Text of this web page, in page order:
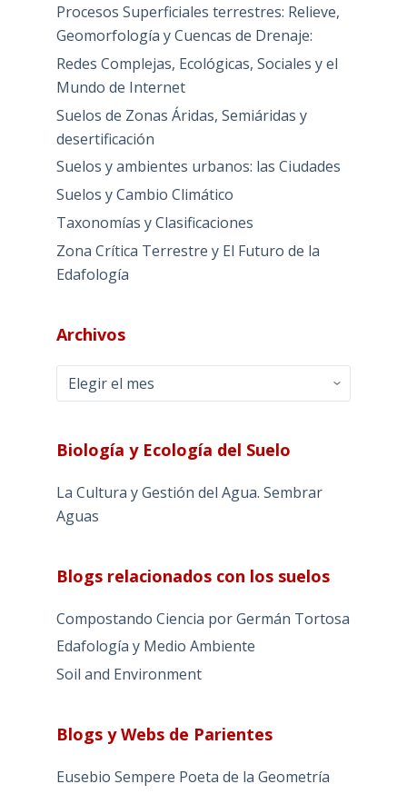
Procesos Superficiales terrestres: Relieve,
Geomorfología y Cuencas de Drenaje:
Redes Complejas, Ecológicas, Sociales y el
Mundo de Internet
Suelos de Zonas Áridas, Semiáridas y
desertificación
Suelos y ambientes urbanos: las Ciudades
Suelos y Cambio Climático
Taxonomías y Clasificaciones
Zona Crítica Terrestre y El Futuro de la
Edafología
Archivos
Archivos
Biología y Ecología del Suelo
La Cultura y Gestión del Agua. Sembrar
Aguas
Blogs relacionados con los suelos
Compostando Ciencia por Germán Tortosa
Edafología y Medio Ambiente
Soil and Environment
Blogs y Webs de Parientes
Eusebio Sempere Poeta de la Geometría